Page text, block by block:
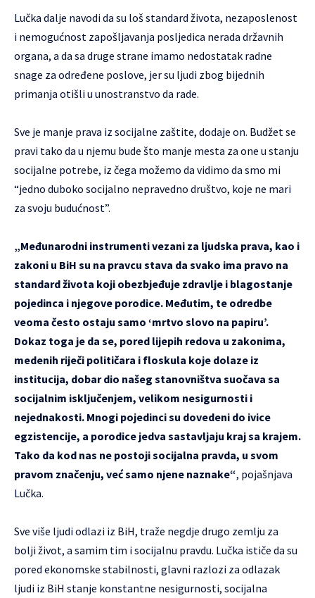
Lučka dalje navodi da su loš standard života, nezaposlenost
i nemogućnost zapošljavanja posljedica nerada državnih
organa, a da sa druge strane imamo nedostatak radne
snage za određene poslove, jer su ljudi zbog bijednih
primanja otišli u unostranstvo da rade.
Sve je manje prava iz socijalne zaštite, dodaje on. Budžet se
pravi tako da u njemu bude što manje mesta za one u stanju
socijalne potrebe, iz čega možemo da vidimo da smo mi
“jedno duboko socijalno nepravedno društvo, koje ne mari
za svoju budućnost”.
„Međunarodni instrumenti vezani za ljudska prava, kao i
zakoni u BiH su na pravcu stava da svako ima pravo na
standard života koji obezbjeđuje zdravlje i blagostanje
pojedinca i njegove porodice. Međutim, te odredbe
veoma često ostaju samo ‘mrtvo slovo na papiru’.
Dokaz toga je da se, pored lijepih redova u zakonima,
medenih riječi političara i floskula koje dolaze iz
institucija, dobar dio našeg stanovništva suočava sa
socijalnim isključenjem, velikom nesigurnosti i
nejednakosti. Mnogi pojedinci su dovedeni do ivice
egzistencije, a porodice jedva sastavljaju kraj sa krajem.
Tako da kod nas ne postoji socijalna pravda, u svom
pravom značenju, već samo njene naznake“, pojašnjava
Lučka.
Sve više ljudi odlazi iz BiH, traže negdje drugo zemlju za
bolji život, a samim tim i socijalnu pravdu. Lučka ističe da su
pored ekonomske stabilnosti, glavni razlozi za odlazak
ljudi iz BiH stanje konstantne nesigurnosti, socijalna